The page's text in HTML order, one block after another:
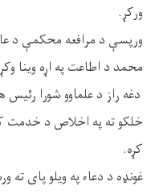
ورکړ.
ورپسې د مرافعه محکمې د
محمد د اطاعت په اړه وینا
دغه‌ راز د علماوو شورا
خلکو ته په اخلاص د خدمت
کړه.
غونډه د دعاء په ویلو پای ته